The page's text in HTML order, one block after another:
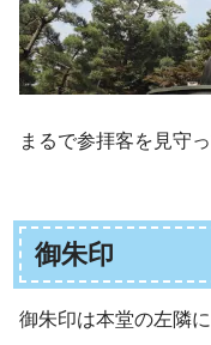
まるで参拝客を見守
御朱印
御朱印は本堂の左隣